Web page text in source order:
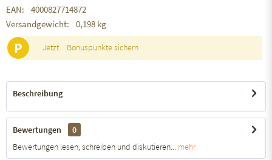
EAN:
4000827714872
Versandgewicht:
0,198 kg
P Jetzt Bonuspunkte sichern
Beschreibung
Bewertungen
0
Bewertungen lesen, schreiben und diskutieren... mehr